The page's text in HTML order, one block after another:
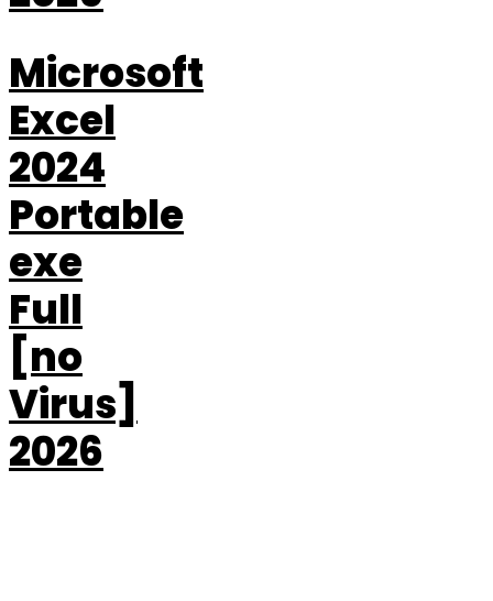
Microsoft
Excel
2024
Portable
exe
Full
[no
Virus]
2026